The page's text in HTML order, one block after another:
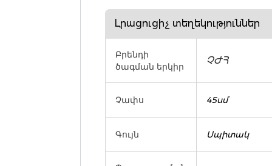
Լրացուցիչ տեղեկություններ
Բրենդի
ծագման երկիր
ՉԺՀ
Չափս 45սմ
Գույն Սպիտակ